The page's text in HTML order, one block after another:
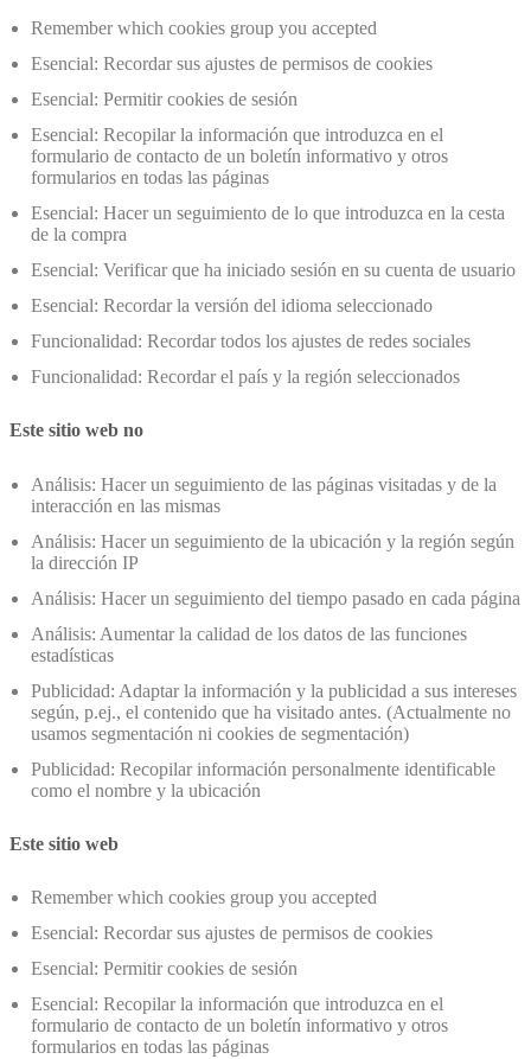
Remember which cookies group you accepted
Esencial: Recordar sus ajustes de permisos de cookies
Esencial: Permitir cookies de sesión
Esencial: Recopilar la información que introduzca en el
formulario de contacto de un boletín informativo y otros
formularios en todas las páginas
Esencial: Hacer un seguimiento de lo que introduzca en la cesta
de la compra
Esencial: Verificar que ha iniciado sesión en su cuenta de usuario
Esencial: Recordar la versión del idioma seleccionado
Funcionalidad: Recordar todos los ajustes de redes sociales
Funcionalidad: Recordar el país y la región seleccionados
Este sitio web no
Análisis: Hacer un seguimiento de las páginas visitadas y de la
interacción en las mismas
Análisis: Hacer un seguimiento de la ubicación y la región según
la dirección IP
Análisis: Hacer un seguimiento del tiempo pasado en cada página
Análisis: Aumentar la calidad de los datos de las funciones
estadísticas
Publicidad: Adaptar la información y la publicidad a sus intereses
según, p.ej., el contenido que ha visitado antes. (Actualmente no
usamos segmentación ni cookies de segmentación)
Publicidad: Recopilar información personalmente identificable
como el nombre y la ubicación
Este sitio web
Remember which cookies group you accepted
Esencial: Recordar sus ajustes de permisos de cookies
Esencial: Permitir cookies de sesión
Esencial: Recopilar la información que introduzca en el
formulario de contacto de un boletín informativo y otros
formularios en todas las páginas